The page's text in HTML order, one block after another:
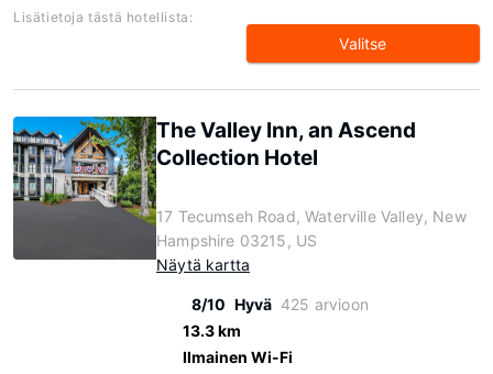
Lisätietoja tästä hotellista:
Valitse
The Valley Inn, an Ascend
Collection Hotel
17 Tecumseh Road, Waterville Valley, New
Hampshire 03215, US
Näytä kartta
8/10 Hyvä 425 arvioon
13.3 km
Ilmainen Wi-Fi